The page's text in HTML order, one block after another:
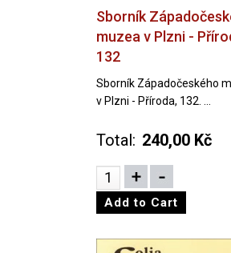
Sborník
muzea v Plzni -
132
Sborník Západočeského
v Plzni - Příroda, 132. ...
Total: 240,00 Kč